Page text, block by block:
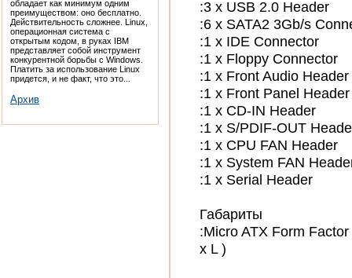
:3 x USB 2.0 Header
:6 x SATA2 3Gb/s
:1 x IDE Connector
:1 x Floppy Connector
:1 x Front Audio Header
:1 x Front Panel Header
:1 x CD-IN Header
:1 x S/PDIF-OUT
:1 x CPU FAN Header
:1 x System FAN
:1 x Serial Header
Габариты
:Micro ATX Form
x L )
обладает как минимум одним
преимуществом: оно бесплатно.
Действительность сложнее. Linux,
операционная система с
открытым кодом, в руках IBM
представляет собой инструмент
конкурентной борьбы с Windows.
Платить за использование Linux
придется, и не факт, что это...
Архив